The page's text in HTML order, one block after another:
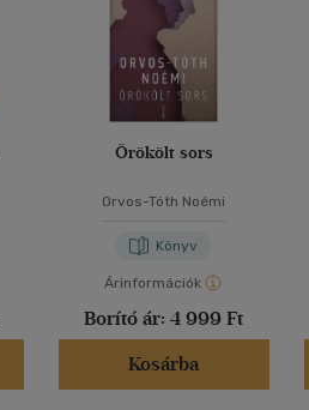
Örökölt sors
Orvos-Tóth Noémi
Könyv
Árinformációk
Borító ár: 4 999 Ft
Kosárba